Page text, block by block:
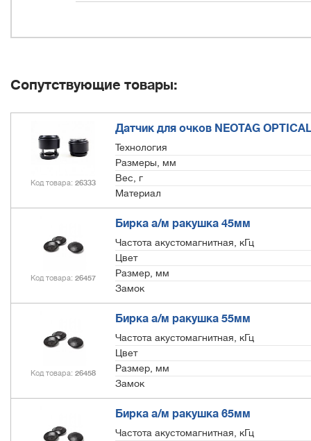
Сопутствующие товары:
Код товара 26333
Датчик для очков NEOTAG
Технология
Размеры, мм
Вес, г
Материал
Код товара 26457
Бирка а/м ракушка 45мм
Частота акустомагнитная, кГц
Цвет
Размер, мм
Замок
Код товара 26458
Бирка а/м ракушка 55мм
Частота акустомагнитная, кГц
Цвет
Размер, мм
Замок
Бирка а/м ракушка 65мм
Частота акустомагнитная, кГц